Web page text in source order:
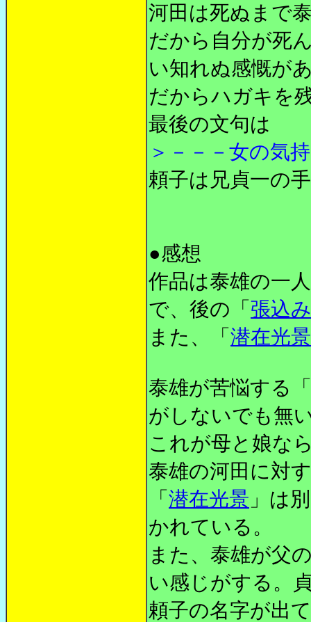
河田は死ぬまで
だから自分が死
い知れぬ感慨が
だからハガキを
最後の文句は
＞－－－女の気
頼子は兄貞一の
●感想
作品は泰雄の一
で、後の「 張込み
また、「 潜在光景
泰雄が苦悩する
がしないでも無
これが母と娘な
泰雄の河田に対
「 潜在光景 」は
かれている。
また、泰雄が父
い感じがする。
頼子の名字が出